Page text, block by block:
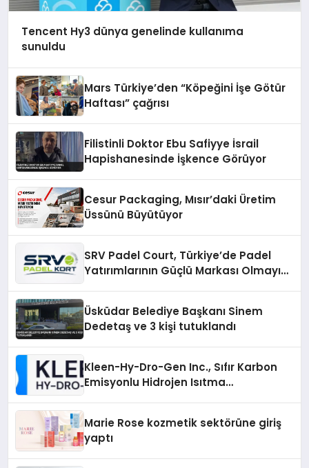
Tencent Hy3 dünya genelinde kullanıma
sunuldu
Mars Türkiye’den “Köpeğini İşe Götür
Haftası” çağrısı
Filistinli Doktor Ebu Safiyye İsrail
Hapishanesinde İşkence Görüyor
Cesur Packaging, Mısır’daki Üretim
Üssünü Büyütüyor
SRV Padel Court, Türkiye’de Padel
Yatırımlarının Güçlü Markası Olmayı
Üsküdar Belediye Başkanı Sinem
Dedetaş ve 3 kişi tutuklandı
Kleen-Hy-Dro-Gen Inc., Sıfır Karbon
Emisyonlu Hidrojen Isıtma
Marie Rose kozmetik sektörüne giriş
yaptı